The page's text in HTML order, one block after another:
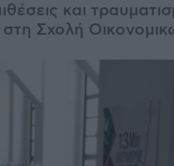
και
Σχολή